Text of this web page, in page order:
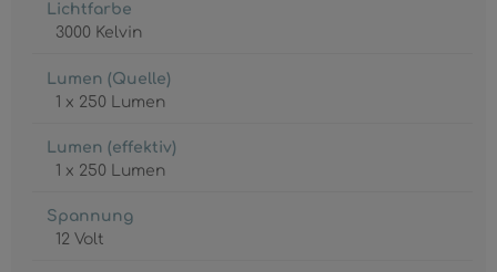
Lichtfarbe
3000 Kelvin
Lumen (Quelle)
1 x 250 Lumen
Lumen (effektiv)
1 x 250 Lumen
Spannung
12 Volt